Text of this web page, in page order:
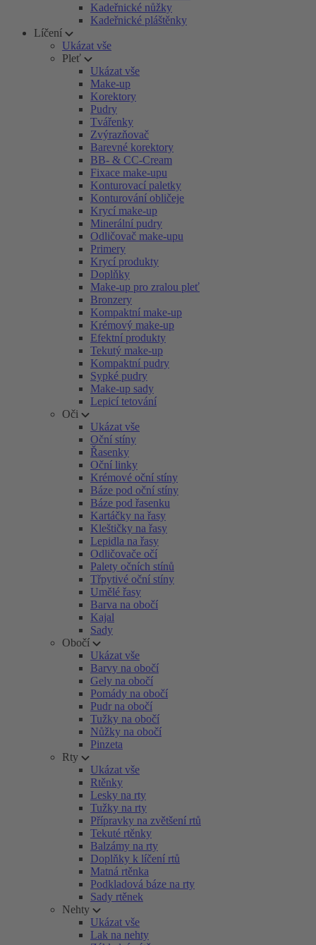
Kadeřnické nůžky
Kadeřnické pláštěnky
Líčení
Ukázat vše
Pleť
Ukázat vše
Make-up
Korektory
Pudry
Tvářenky
Zvýrazňovač
Barevné korektory
BB- & CC-Cream
Fixace make-upu
Konturovací paletky
Konturování obličeje
Krycí make-up
Minerální pudry
Odličovač make-upu
Primery
Krycí produkty
Doplňky
Make-up pro zralou pleť
Bronzery
Kompaktní make-up
Krémový make-up
Efektní produkty
Tekutý make-up
Kompaktní pudry
Sypké pudry
Make-up sady
Lepicí tetování
Oči
Ukázat vše
Oční stíny
Řasenky
Oční linky
Krémové oční stíny
Báze pod oční stíny
Báze pod řasenku
Kartáčky na řasy
Kleštičky na řasy
Lepidla na řasy
Odličovače očí
Palety očních stínů
Třpytivé oční stíny
Umělé řasy
Barva na obočí
Kajal
Sady
Obočí
Ukázat vše
Barvy na obočí
Gely na obočí
Pomády na obočí
Pudr na obočí
Tužky na obočí
Nůžky na obočí
Pinzeta
Rty
Ukázat vše
Rtěnky
Lesky na rty
Tužky na rty
Přípravky na zvětšení rtů
Tekuté rtěnky
Balzámy na rty
Doplňky k líčení rtů
Matná rtěnka
Podkladová báze na rty
Sady rtěnek
Nehty
Ukázat vše
Lak na nehty